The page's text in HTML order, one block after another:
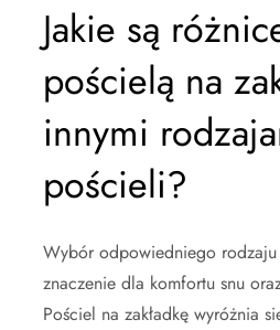
Jakie są
pościelą na
innymi
pościeli?
Wybór odpowiedniego
znaczenie dla komfortu snu
Pościel na zakładkę wyróżnia